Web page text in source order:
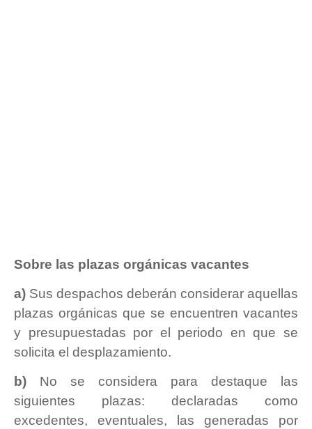
Sobre las plazas orgánicas vacantes
a) Sus despachos deberán considerar aquellas
plazas orgánicas que se encuentren vacantes
y presupuestadas por el periodo en que se
solicita el desplazamiento.
b) No se considera para destaque las
siguientes plazas: declaradas como
excedentes, eventuales, las generadas por